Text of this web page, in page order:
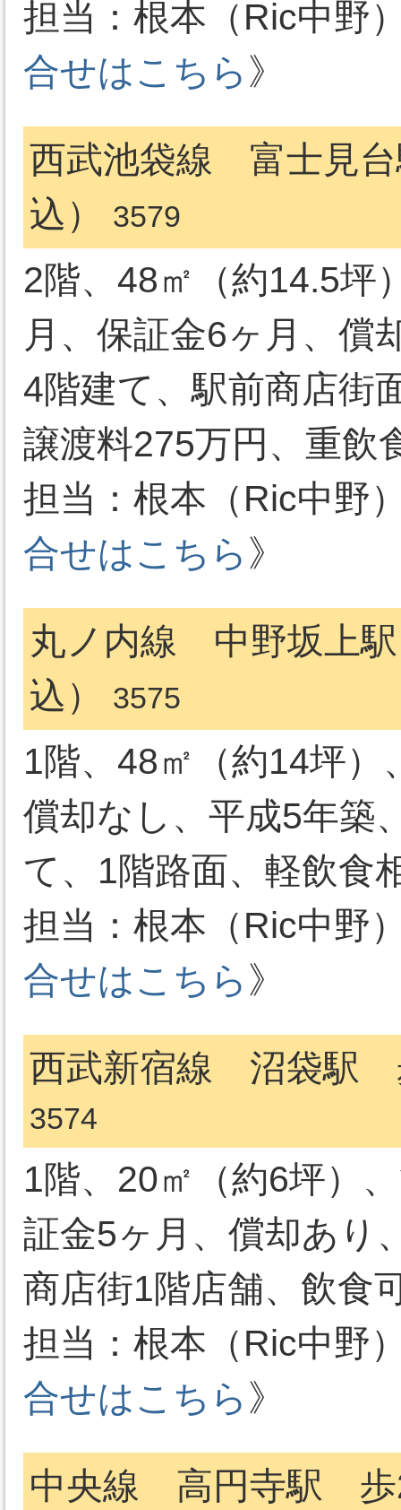
担当：根本（Ric中野
合せはこちら 》
西武池袋線 富士見
込）
3579
2階、48㎡（約14.5坪
月、保証金6ヶ月、償
4階建て、駅前商店街
譲渡料275万円、重飲
担当：根本（Ric中野
合せはこちら 》
丸ノ内線 中野坂上
込）
3575
1階、48㎡（約14坪
償却なし、平成5年築
て、1階路面、軽飲食
担当：根本（Ric中野
合せはこちら 》
西武新宿線 沼袋駅
3574
1階、20㎡（約6坪）
証金5ヶ月、償却あり
商店街1階店舗、飲食
担当：根本（Ric中野
合せはこちら 》
中央線 高円寺駅 歩